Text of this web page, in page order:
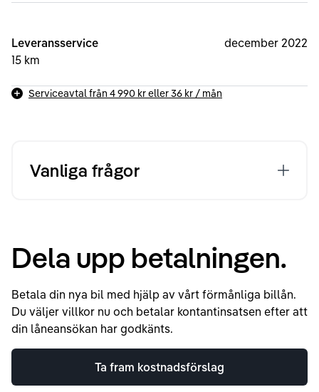
Leveransservice
15 km
december 2022
Serviceavtal från 4 990 kreller36 kr / mån
Vanliga frågor
Dela upp betalningen.
Betala din nya bil med hjälp av vårt förmånliga billån.
Du väljer villkor nu och betalar kontantinsatsen efter att
din låneansökan har godkänts.
Ta fram kostnadsförslag